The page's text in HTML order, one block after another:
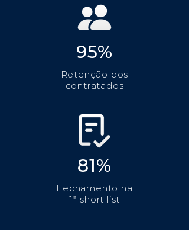
95%
Retenção dos
contratados
81%
Fechamento na
1ª short list